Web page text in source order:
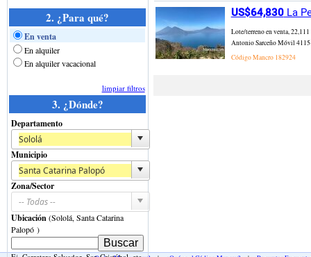
US$64,830La
Lote/terreno en venta,
Antonio Sarceño Móvil 4115-
Código Mancro 182924
2. ¿Para qué?
En venta
En alquiler
En alquiler vacacional
limpiar filtros
3. ¿Dónde?
Departamento
Municipio
Zona/Sector
Ubicación(Sololá, Santa Catarina
Palopó )